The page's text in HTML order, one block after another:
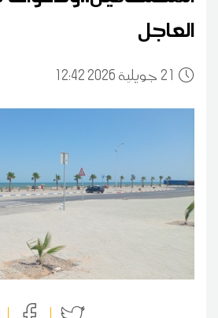
العاجل
21 12:42 2026 جويلية